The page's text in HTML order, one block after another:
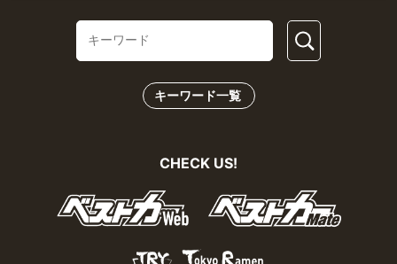
キーワード一覧
CHECK US!